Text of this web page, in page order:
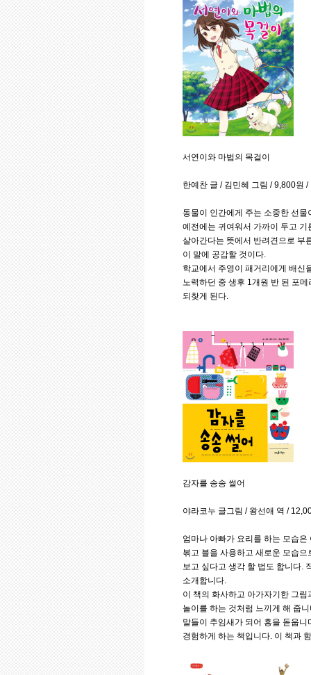
서연이와 마법의 목걸이
한예찬 글 / 김민혜 그림 / 9,800원
동물이 인간에게 주는 소중한 선
예전에는 귀여워서 가까이 두고
살아간다는 뜻에서 반려견으로 부
이 말에 공감할 것이다.
학교에서 주영이 패거리에게 배신
노력하던 중 생후 1개원 반 된 포
되찾게 된다.
감자를 송송 썰어
야라코누 글그림 / 왕선애 역 /
엄마나 아빠가 요리를 하는 모습
볶고 블을 사용하고 새로운 모습
보고 싶다고 생각 할 법도 합니다.
소개합니다.
이 책의 화사하고 아가자기한 그
놀이를 하는 것처럼 느끼게 해 줍
말들이 추임새가 되어 흥을 돋웁
경험하게 하는 책입니다. 이 책과